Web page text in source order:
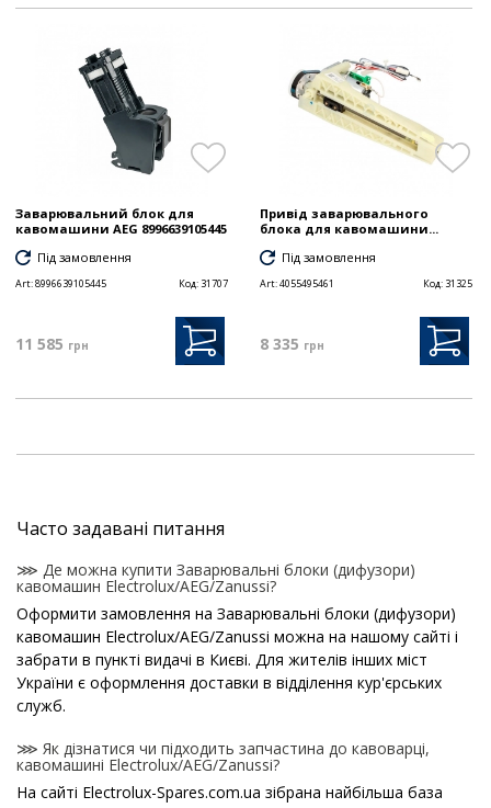
Заварювальний блок для
кавомашини AEG 8996639105445
Під замовлення
Art:8996639105445 Код: 31707
11 585 грн
Привід заварювального
блока для кавомашини...
Під замовлення
Art:4055495461 Код: 31325
8 335 грн
Часто задавані питання
⋙ Де можна купити Заварювальні блоки (дифузори)
кавомашин Electrolux/AEG/Zanussi?
Оформити замовлення на Заварювальні блоки (дифузори)
кавомашин Electrolux/AEG/Zanussi можна на нашому сайті і
забрати в пункті видачі в Києві. Для жителів інших міст
України є оформлення доставки в відділення кур'єрських
служб.
⋙ Як дізнатися чи підходить запчастина до кавоварці,
кавомашині Electrolux/AEG/Zanussi?
На сайті Electrolux-Spares.com.ua зібрана найбільша база